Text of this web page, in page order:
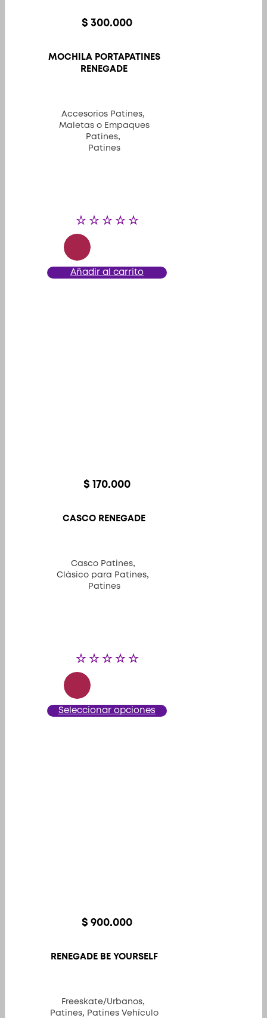
$ 300.000
MOCHILA PORTAPATINES
RENEGADE
Accesorios Patines,
Maletas o Empaques
Patines,
Patines
Añadir al carrito
$ 170.000
CASCO RENEGADE
Casco Patines,
Clásico para Patines,
Patines
Seleccionar opciones
Este
$ 900.000
RENEGADE BE YOURSELF
Freeskate/Urbanos,
Patines, Patines Vehículo